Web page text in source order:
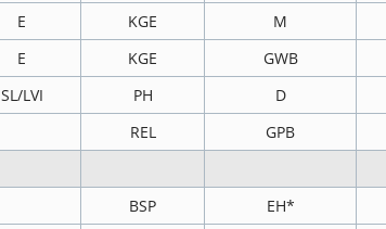
E KGE M
E KGE GWB
SL/LVI PH D
REL GPB
BSP
EH*